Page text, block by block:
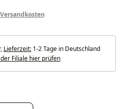
Lieferzeit: 1-2 Tage in Deutschland
Filiale hier prüfen